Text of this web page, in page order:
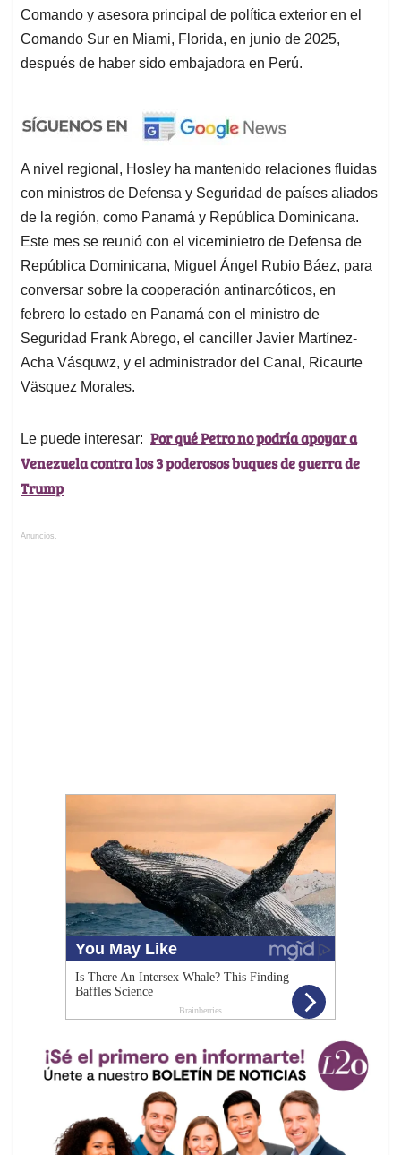
Comando y asesora principal de política exterior en el
Comando Sur en Miami, Florida, en junio de 2025,
después de haber sido embajadora en Perú.
A nivel regional, Hosley ha mantenido relaciones fluidas
con ministros de Defensa y Seguridad de países aliados
de la región, como Panamá y República Dominicana.
Este mes se reunió con el viceminietro de Defensa de
República Dominicana, Miguel Ángel Rubio Báez, para
conversar sobre la cooperación antinarcóticos, en
febrero lo estado en Panamá con el ministro de
Seguridad Frank Abrego, el canciller Javier Martínez-
Acha Vásquwz, y el administrador del Canal, Ricaurte
Väsquez Morales.
Le puede interesar: Por qué Petro no podría apoyar a
Venezuela contra los 3 poderosos buques de guerra de
Trump
Anuncios.